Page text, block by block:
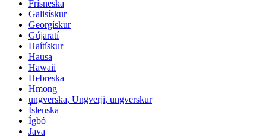
Frísneska
Galisískur
Georgískur
Gújaratí
Haítískur
Hausa
Hawaii
Hebreska
Hmong
ungverska, Ungverji, ungverskur
Íslenska
Ígbó
Java